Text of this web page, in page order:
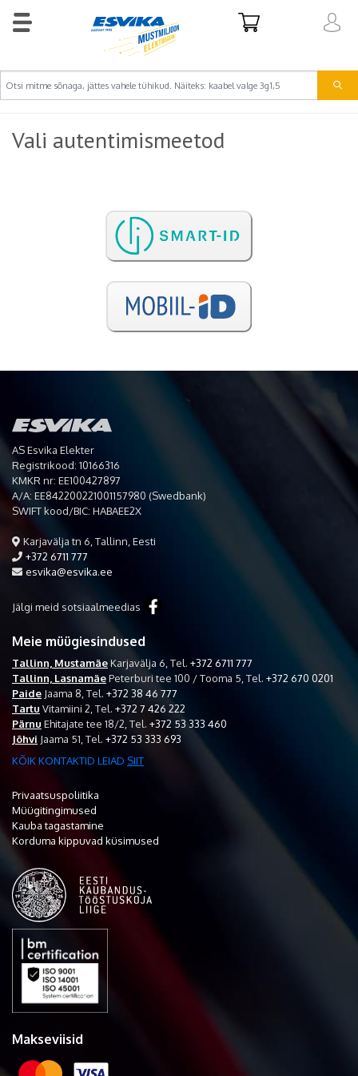
Vali autentimismeetod
AS Esvika Elekter
Registrikood: 10166316
KMKR nr: EE100427897
A/A: EE842200221001157980 (Swedbank)
SWIFT kood/BIC: HABAEE2X
Karjavälja tn 6, Tallinn, Eesti
+372 6711 777
esvika@esvika.ee
Jälgi meid sotsiaalmeedias
Meie müügiesindused
Tallinn, MustamäeKarjavälja 6, Tel. +372 6711 777
Tallinn, LasnamäePeterburi tee 100 / Tooma 5, Tel. +372 670 0201
Paide Jaama 8, Tel. +372 38 46 777
Tartu Vitamiini 2, Tel. +372 7 426 222
Pärnu Ehitajate tee 18/2, Tel. +372 53 333 460
Jõhvi Jaama 51, Tel. +372 53 333 693
KÕIK KONTAKTID LEIAD SIIT
Privaatsuspoliitika
Müügitingimused
Kauba tagastamine
Korduma kippuvad küsimused
Makseviisid